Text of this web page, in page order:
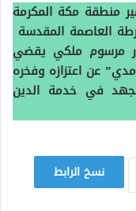
منطقة مكة المكرمة
العاصمة المقدسة
مرسوم ملكي يقضي
عن اعتزازه وفخره
في خدمة الدين
نسخ الرابط